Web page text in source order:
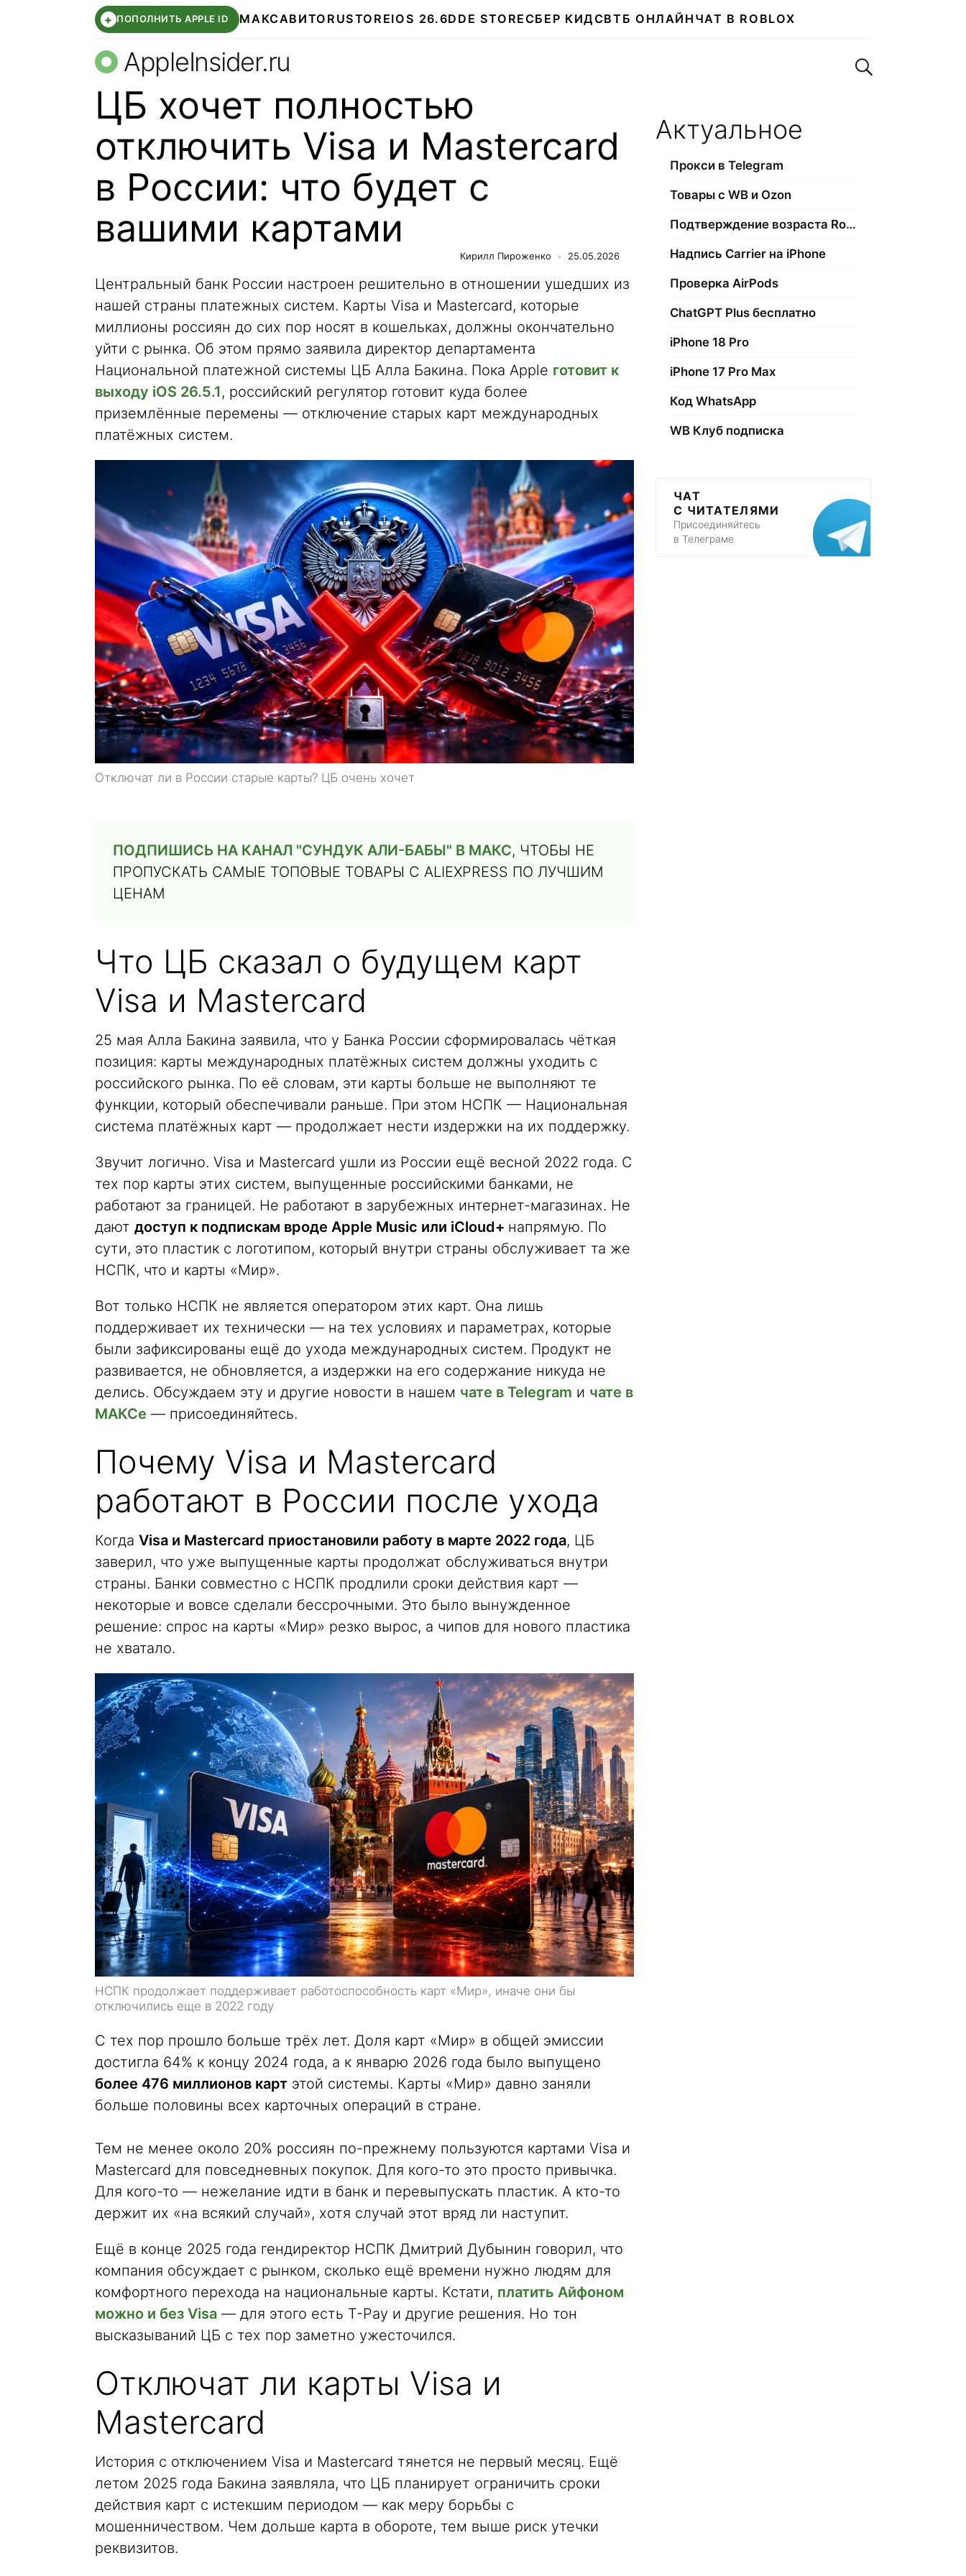
+ ПОПОЛНИТЬ APPLE ID МАКСАВИТО RUSTOREIOS 26.6DDE STORE СБЕР КИДСВТБ ОНЛАЙН ЧАТ В ROBLOX
AppleInsider.ru Поиск по сайту
ЦБ хочет полностью
отключить Visa и Mastercard
в России: что будет с
вашими картами
Кирилл Пироженко 25.05.2026
Центральный банк России настроен решительно в отношении ушедших из
нашей страны платежных систем. Карты Visa и Mastercard, которые
миллионы россиян до сих пор носят в кошельках, должны окончательно
уйти с рынка. Об этом прямо заявила директор департамента
Национальной платежной системы ЦБ Алла Бакина. Пока Apple готовит к
выходу iOS 26.5.1, российский регулятор готовит куда более
приземлённые перемены — отключение старых карт международных
платёжных систем.
Отключат ли в России старые карты? ЦБ очень хочет
ПОДПИШИСЬ НА КАНАЛ "СУНДУК АЛИ-БАБЫ" В МАКС, ЧТОБЫ НЕ
ПРОПУСКАТЬ САМЫЕ ТОПОВЫЕ ТОВАРЫ С ALIEXPRESS ПО ЛУЧШИМ
ЦЕНАМ
Что ЦБ сказал о будущем карт
Visa и Mastercard
25 мая Алла Бакина заявила, что у Банка России сформировалась чёткая
позиция: карты международных платёжных систем должны уходить с
российского рынка. По её словам, эти карты больше не выполняют те
функции, который обеспечивали раньше. При этом НСПК — Национальная
система платёжных карт — продолжает нести издержки на их поддержку.
Звучит логично. Visa и Mastercard ушли из России ещё весной 2022 года. С
тех пор карты этих систем, выпущенные российскими банками, не
работают за границей. Не работают в зарубежных интернет-магазинах. Не
дают доступ к подпискам вроде Apple Music или iCloud+ напрямую. По
сути, это пластик с логотипом, который внутри страны обслуживает та же
НСПК, что и карты «Мир».
Вот только НСПК не является оператором этих карт. Она лишь
поддерживает их технически — на тех условиях и параметрах, которые
были зафиксированы ещё до ухода международных систем. Продукт не
развивается, не обновляется, а издержки на его содержание никуда не
делись. Обсуждаем эту и другие новости в нашем чате в Telegram и чате в
МАКСе — присоединяйтесь.
Почему Visa и Mastercard
работают в России после ухода
Когда Visa и Mastercard приостановили работу в марте 2022 года, ЦБ
заверил, что уже выпущенные карты продолжат обслуживаться внутри
страны. Банки совместно с НСПК продлили сроки действия карт —
некоторые и вовсе сделали бессрочными. Это было вынужденное
решение: спрос на карты «Мир» резко вырос, а чипов для нового пластика
не хватало.
НСПК продолжает поддерживает работоспособность карт «Мир», иначе они бы
отключились еще в 2022 году
С тех пор прошло больше трёх лет. Доля карт «Мир» в общей эмиссии
достигла 64% к концу 2024 года, а к январю 2026 года было выпущено
более 476 миллионов карт этой системы. Карты «Мир» давно заняли
больше половины всех карточных операций в стране.
Тем не менее около 20% россиян по-прежнему пользуются картами Visa и
Mastercard для повседневных покупок. Для кого-то это просто привычка.
Для кого-то — нежелание идти в банк и перевыпускать пластик. А кто-то
держит их «на всякий случай», хотя случай этот вряд ли наступит.
Ещё в конце 2025 года гендиректор НСПК Дмитрий Дубынин говорил, что
компания обсуждает с рынком, сколько ещё времени нужно людям для
комфортного перехода на национальные карты. Кстати, платить Айфоном
можно и без Visa — для этого есть T-Pay и другие решения. Но тон
высказываний ЦБ с тех пор заметно ужесточился.
Отключат ли карты Visa и
Mastercard
История с отключением Visa и Mastercard тянется не первый месяц. Ещё
летом 2025 года Бакина заявляла, что ЦБ планирует ограничить сроки
действия карт с истекшим периодом — как меру борьбы с
мошенничеством. Чем дольше карта в обороте, тем выше риск утечки
реквизитов.
Актуальное
Прокси в Telegram
Товары с WB и Ozon
Подтверждение возраста Roblox
Надпись Carrier на iPhone
Проверка AirPods
ChatGPT Plus бесплатно
iPhone 18 Pro
iPhone 17 Pro Max
Код WhatsApp
WB Клуб подписка
ЧАТ
С ЧИТАТЕЛЯМИ
Присоединяйтесь
в Телеграме